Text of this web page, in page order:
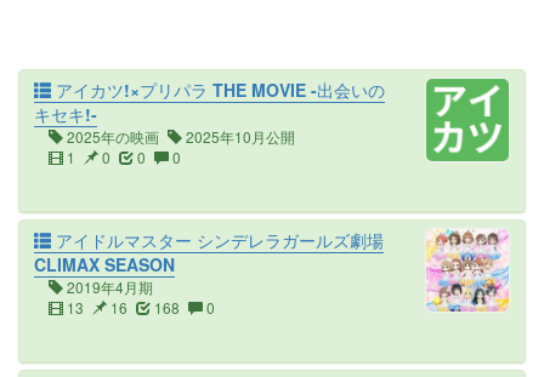
アイカツ!×プリパラ THE MOVIE -出会いの
キセキ!-
2025年の映画
2025年10月公開
1
0 0 0
アイドルマスター シンデレラガールズ劇場
CLIMAX SEASON
2019年4月期
13
16 168 0